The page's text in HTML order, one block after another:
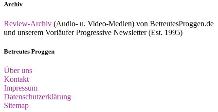
Archiv
Review-Archiv (Audio- u. Video-Medien) von BetreutesProggen.de
und unserem Vorläufer Progressive Newsletter (Est. 1995)
Betreutes Proggen
Über uns
Kontakt
Impressum
Datenschutzerklärung
Sitemap